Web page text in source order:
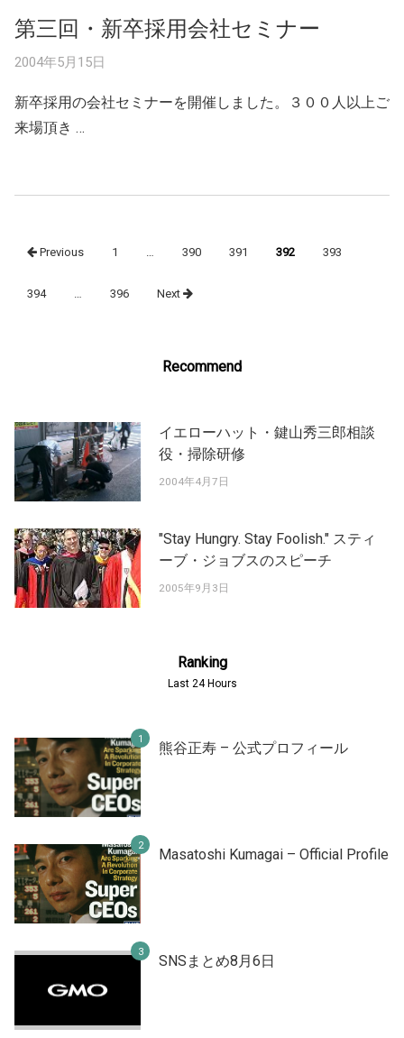
第三回・新卒採用会社セミナー
2004年5月15日
新卒採用の会社セミナーを開催しました。３００人以上ご
来場頂き …
navigation
Previous 1 390 391 392 393
394 396 Next
Recommend
イエローハット・鍵山秀三郎相談
役・掃除研修
2004年4月7日
"Stay Hungry. Stay Foolish." スティ
ーブ・ジョブスのスピーチ
2005年9月3日
Ranking
Last 24 Hours
熊谷正寿 – 公式プロフィール
Masatoshi Kumagai – Official Profile
SNSまとめ8月6日